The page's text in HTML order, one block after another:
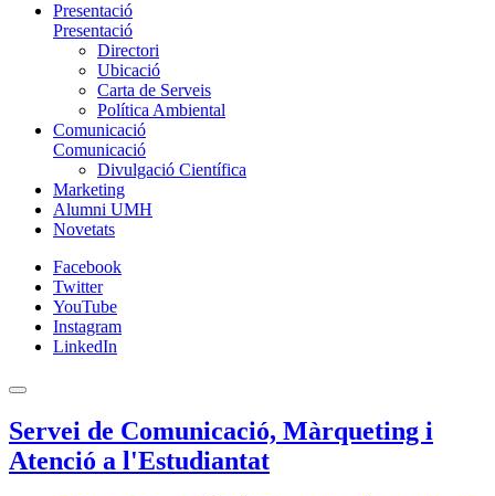
Presentació
Presentació
Directori
Ubicació
Carta de Serveis
Política Ambiental
Comunicació
Comunicació
Divulgació Científica
Marketing
Alumni UMH
Novetats
Facebook
Twitter
YouTube
Instagram
LinkedIn
Servei de Comunicació, Màrqueting i
Atenció a l'Estudiantat